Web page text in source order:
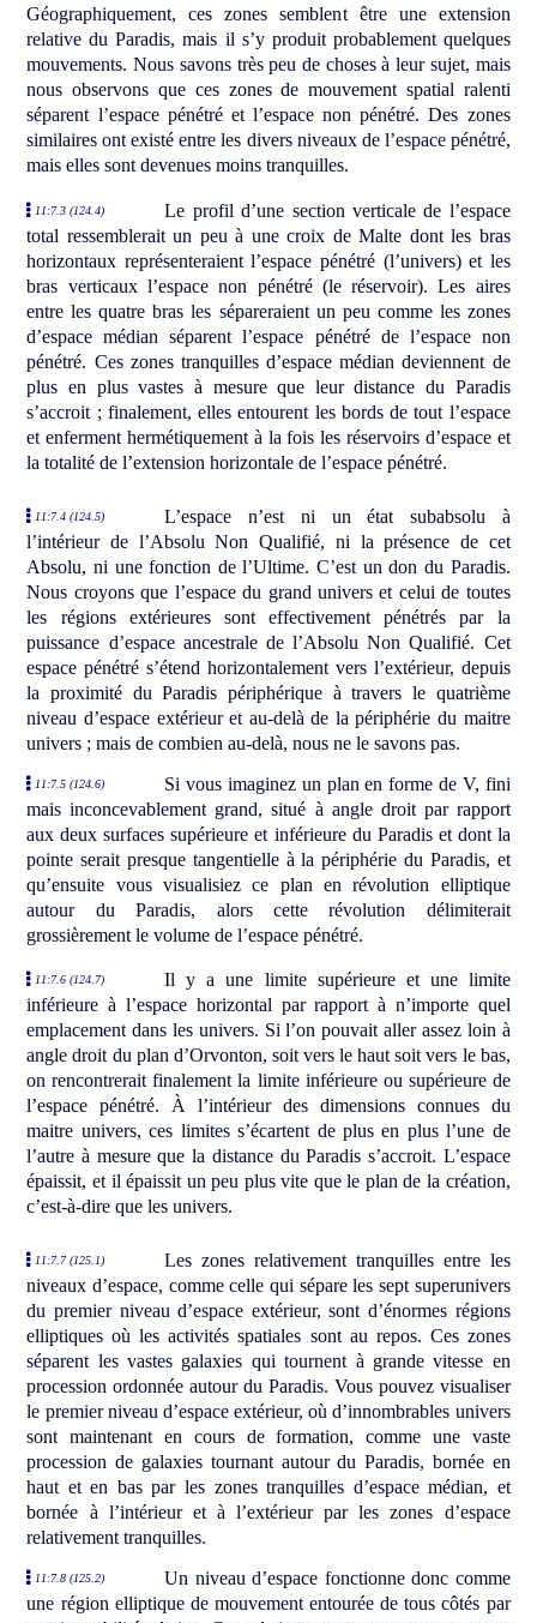
Géographiquement, ces zones semblent être une extension
relative du Paradis, mais il s’y produit probablement quelques
mouvements. Nous savons très peu de choses à leur sujet, mais
nous observons que ces zones de mouvement spatial ralenti
séparent l’espace pénétré et l’espace non pénétré. Des zones
similaires ont existé entre les divers niveaux de l’espace pénétré,
mais elles sont devenues moins tranquilles.
11:7.3 (124.4)
Le profil d’une section verticale de l’espace
total ressemblerait un peu à une croix de Malte dont les bras
horizontaux représenteraient l’espace pénétré (l’univers) et les
bras verticaux l’espace non pénétré (le réservoir). Les aires
entre les quatre bras les sépareraient un peu comme les zones
d’espace médian séparent l’espace pénétré de l’espace non
pénétré. Ces zones tranquilles d’espace médian deviennent de
plus en plus vastes à mesure que leur distance du Paradis
s’accroit ; finalement, elles entourent les bords de tout l’espace
et enferment hermétiquement à la fois les réservoirs d’espace et
la totalité de l’extension horizontale de l’espace pénétré.
11:7.4 (124.5)
L’espace n’est ni un état subabsolu à
l’intérieur de l’Absolu Non Qualifié, ni la présence de cet
Absolu, ni une fonction de l’Ultime. C’est un don du Paradis.
Nous croyons que l’espace du grand univers et celui de toutes
les régions extérieures sont effectivement pénétrés par la
puissance d’espace ancestrale de l’Absolu Non Qualifié. Cet
espace pénétré s’étend horizontalement vers l’extérieur, depuis
la proximité du Paradis périphérique à travers le quatrième
niveau d’espace extérieur et au-delà de la périphérie du maitre
univers ; mais de combien au-delà, nous ne le savons pas.
11:7.5 (124.6)
Si vous imaginez un plan en forme de V, fini
mais inconcevablement grand, situé à angle droit par rapport
aux deux surfaces supérieure et inférieure du Paradis et dont la
pointe serait presque tangentielle à la périphérie du Paradis, et
qu’ensuite vous visualisiez ce plan en révolution elliptique
autour du Paradis, alors cette révolution délimiterait
grossièrement le volume de l’espace pénétré.
11:7.6 (124.7)
Il y a une limite supérieure et une limite
inférieure à l’espace horizontal par rapport à n’importe quel
emplacement dans les univers. Si l’on pouvait aller assez loin à
angle droit du plan d’Orvonton, soit vers le haut soit vers le bas,
on rencontrerait finalement la limite inférieure ou supérieure de
l’espace pénétré. À l’intérieur des dimensions connues du
maitre univers, ces limites s’écartent de plus en plus l’une de
l’autre à mesure que la distance du Paradis s’accroit. L’espace
épaissit, et il épaissit un peu plus vite que le plan de la création,
c’est-à-dire que les univers.
11:7.7 (125.1)
Les zones relativement tranquilles entre les
niveaux d’espace, comme celle qui sépare les sept superunivers
du premier niveau d’espace extérieur, sont d’énormes régions
elliptiques où les activités spatiales sont au repos. Ces zones
séparent les vastes galaxies qui tournent à grande vitesse en
procession ordonnée autour du Paradis. Vous pouvez visualiser
le premier niveau d’espace extérieur, où d’innombrables univers
sont maintenant en cours de formation, comme une vaste
procession de galaxies tournant autour du Paradis, bornée en
haut et en bas par les zones tranquilles d’espace médian, et
bornée à l’intérieur et à l’extérieur par les zones d’espace
relativement tranquilles.
11:7.8 (125.2)
Un niveau d’espace fonctionne donc comme
une région elliptique de mouvement entourée de tous côtés par